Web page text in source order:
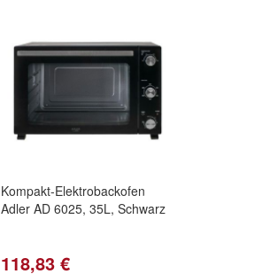
Kompakt-Elektrobackofen
Adler AD 6025, 35L, Schwarz
118,83 €